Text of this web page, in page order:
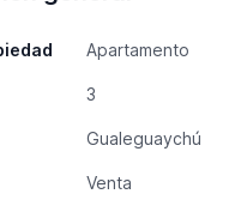
Apartamento
3
Gualeguaychú
Venta